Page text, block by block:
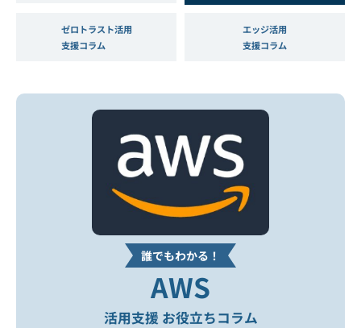
ゼロトラスト活用
支援コラム
エッジ活用
支援コラム
誰でもわかる！
AWS
活用支援 お役立ちコラム